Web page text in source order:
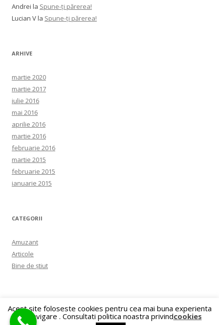
Andrei la Spune-ţi părerea!
Lucian Vla Spune-ţi părerea!
ARHIVE
martie 2020
martie 2017
iulie 2016
mai 2016
aprilie 2016
martie 2016
februarie 2016
martie 2015
februarie 2015
ianuarie 2015
CATEGORII
Amuzant
Articole
Bine de ştiut
Acest site foloseste cookies pentru cea mai buna experienta
de navigare . Consultati politica noastra privindcookies